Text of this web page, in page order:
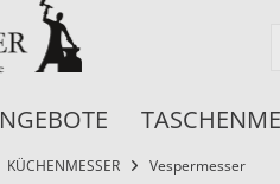
KÜCHENMESSER Vespermesser